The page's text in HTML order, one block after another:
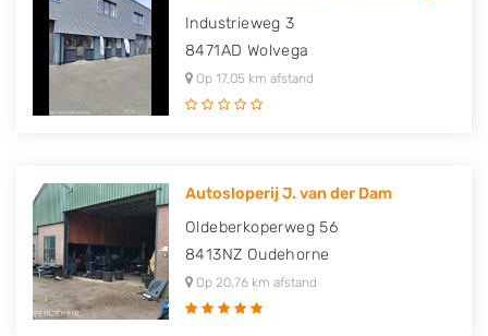
Industrieweg 3
8471AD Wolvega
Op 17,05 km afstand
Autosloperij J. van der Dam
Oldeberkoperweg 56
8413NZ Oudehorne
Op 20,76 km afstand